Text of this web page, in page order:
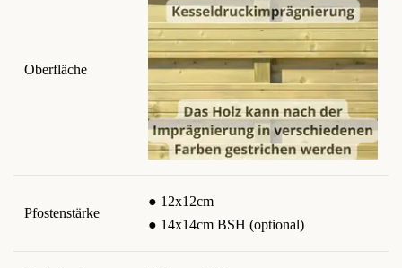
Oberfläche
Pfostenstärke
● 12x12cm
● 14x14cm BSH (optional)